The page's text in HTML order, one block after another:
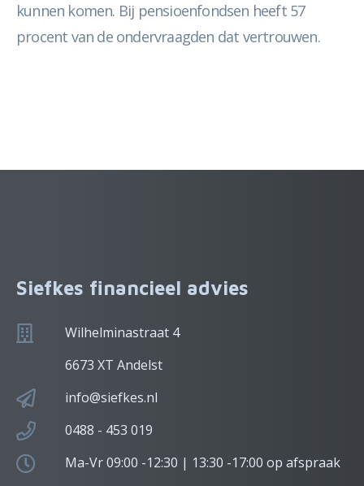
kunnen komen. Bij pensioenfondsen heeft 57
procent van de ondervraagden dat vertrouwen.
Siefkes financieel advies
Wilhelminastraat 4
6673 XT Andelst
info@siefkes.nl
0488 - 453 019
Ma-Vr 09:00 -12:30 | 13:30 -17:00 op afspraak